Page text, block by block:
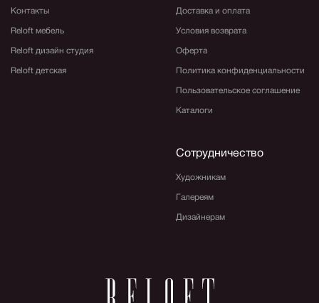
Контакты
Reloft мебель
Reloft дизайн студия
Reloft детская
Доставка и оплата
Условия возврата
Оферта
Политика конфиденциальности
Пользовательское соглашение
Каталоги
Сотрудничество
Художникам
Галереям
Дизайнерам